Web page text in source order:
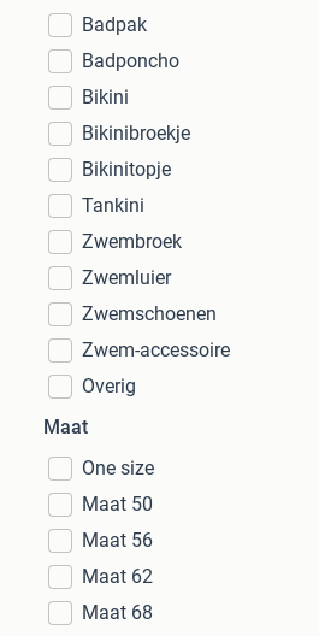
Badpak
Badponcho
Bikini
Bikinibroekje
Bikinitopje
Tankini
Zwembroek
Zwemluier
Zwemschoenen
Zwem-accessoire
Overig
Maat
One size
Maat 50
Maat 56
Maat 62
Maat 68